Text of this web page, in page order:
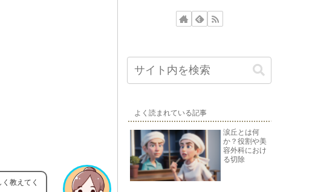
教えてく
よく読まれている記事
涙丘とは何
か？役割や美
容外科におけ
る切除